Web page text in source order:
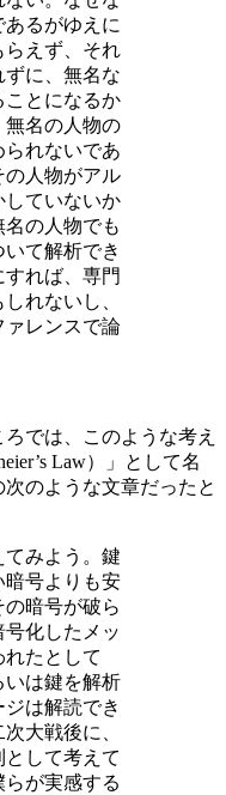
るがゆえに
らえず、それ
に、無名な
ことになるか
無名の人物の
れないであ
の人物がアル
していないか
の人物でも
て解析でき
れば、専門
れないし、
ァレンスで論
では、このような考え
Law）」として名
のような文章だったと
みよう。鍵
暗号よりも安
暗号が破ら
化したメッ
たとして
いは鍵を解析
は解読でき
大戦後に、
して考えて
が実感する